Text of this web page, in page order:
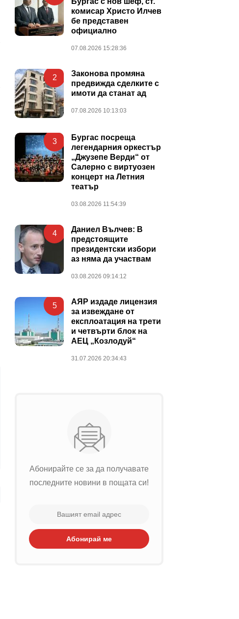
комисар Христо Илчев
бе представен
официално
07.08.2026 15:28:36
2
Законова промяна
предвижда сделките с
имоти да станат ад
07.08.2026 10:13:03
3
Бургас посреща
легендарния оркестър
„Джузепе Верди“ от
Салерно с виртуозен
концерт на Летния
театър
03.08.2026 11:54:39
4
Даниел Вълчев: В
предстоящите
президентски избори
аз няма да участвам
03.08.2026 09:14:12
5
АЯР издаде лицензия
за извеждане от
експлоатация на трети
и четвърти блок на
АЕЦ „Козлодуй“
31.07.2026 20:34:43
Абонирайте се за да получавате
последните новини в пощата си!
Абонирай ме